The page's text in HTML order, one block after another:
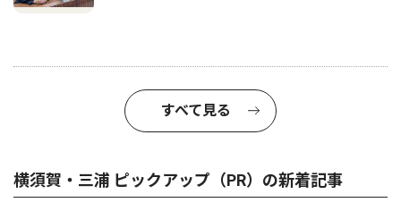
すべて見る
横須賀・三浦 ピックアップ（PR）の新着記事